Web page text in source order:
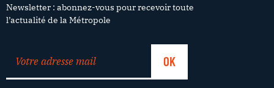
Newsletter : abonnez-vous pour recevoir toute
l’actualité de la Métropole